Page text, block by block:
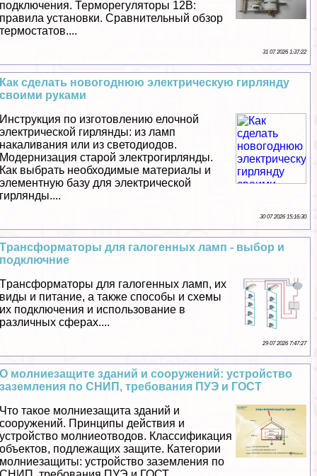
подключения. Терморегуляторы 12В:
правила установки. Сравнительный обзор
термостатов....
31 07 2026 1:37:22
Как сделать новогоднюю электрическую гирлянду
своими руками
Инструкция по изготовлению елочной
электрической гирлянды: из ламп
накаливания или из светодиодов.
Модернизация старой электрогирлянды.
Как выбрать необходимые материалы и
элементную базу для электрической
гирлянды....
30 07 2026 15:16:30
Tрaнcформаторы для галогенных ламп - выбор и
подключние
Tрaнcформаторы для галогенных ламп, их
виды и питание, а также способы и схемы
их подключения и использование в
различных сферах....
29 07 2026 7:47:27
О молниезащите зданий и сооружений: устройство
заземления по СНИП, требования ПУЭ и ГОСТ
Что такое молниезащита зданий и
сооружений. Принципы действия и
устройство молниеотводов. Классификация
объектов, подлежащих защите. Категории
молниезащиты: устройство заземления по